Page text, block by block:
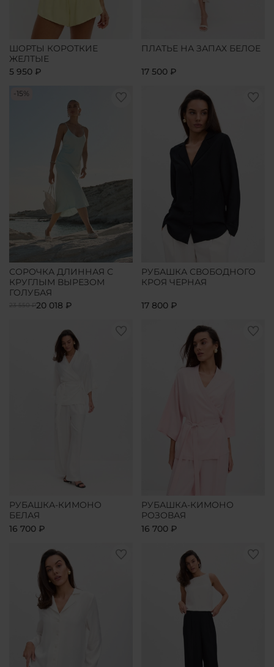
ШОРТЫ КОРОТКИЕ
ЖЕЛТЫЕ
5 950 ₽
ПЛАТЬЕ НА ЗАПАХ БЕЛОЕ
17 500 ₽
-15%
СОРОЧКА ДЛИННАЯ С
КРУГЛЫМ ВЫРЕЗОМ
ГОЛУБАЯ
23 550 ₽20 018 ₽
РУБАШКА СВОБОДНОГО
КРОЯ ЧЕРНАЯ
17 800 ₽
РУБАШКА-КИМОНО
БЕЛАЯ
16 700 ₽
РУБАШКА-КИМОНО
РОЗОВАЯ
16 700 ₽